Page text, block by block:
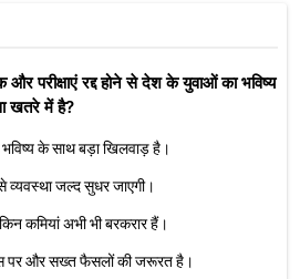
और परीक्षाएं रद्द होने से देश के युवाओं का भविष्य
खतरे में है?
के साथ बड़ा खिलवाड़ है।
जल्द सुधर जाएगी।
कमियां अभी भी बरकरार हैं।
पर और सख्त फैसलों की जरूरत है।